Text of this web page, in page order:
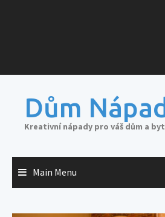
Dům
Kreativní nápady pro váš dům a byt
Main Menu